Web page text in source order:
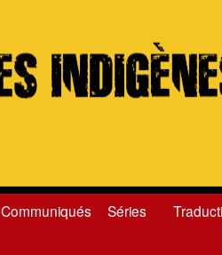
Communiqués Séries